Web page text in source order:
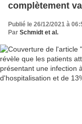
complètement
infection à la
d'hospitalisation
Publié le 26/12/2021 à
Par Schmidt et al.